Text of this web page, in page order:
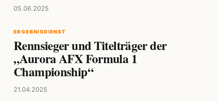
05.06.2025
ERGEBNISDIENST
Rennsieger und Titelträger der
„Aurora AFX Formula 1
Championship“
21.04.2025